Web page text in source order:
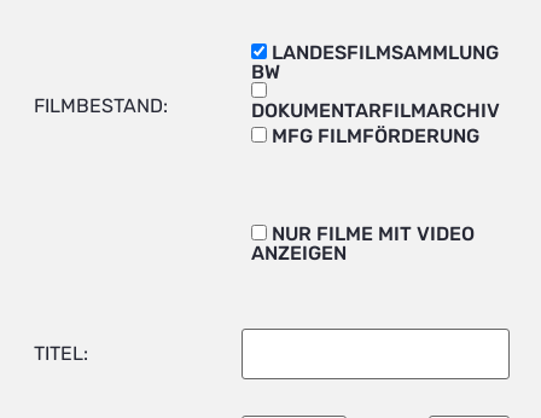
FILMBESTAND:
LANDESFILMSAMMLUNG
BW
DOKUMENTARFILMARCHIV
MFG FILMFÖRDERUNG
NUR FILME MIT VIDEO
ANZEIGEN
TITEL: